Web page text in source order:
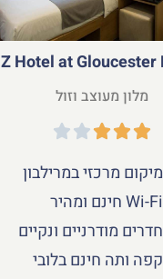
Z Hotel at Gloucester
מלון מעוצב וזול
מיקום מרכזי במרילבון
Wi-Fi חינם ומהיר
חדרים מודרניים ונקיים
קפה ותה חינם בלובי